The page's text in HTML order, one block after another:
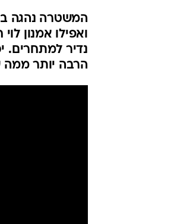
המשטרה נהגה
נדיר למתחרים.
הרבה יותר ממה